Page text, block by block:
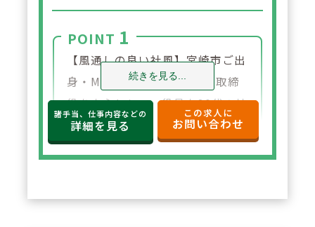
POINT 1
【風通しの良い社風】宮崎市ご出
身・MRのご経験がある代表取締
役を中心として、役員も30代の社
員中心の企業です。平均年齢は37
歳と若手社員が活躍する会社で
続きを見る...
諸手当、仕事内容などの
詳細を見る
この求人に
お問い合わせ